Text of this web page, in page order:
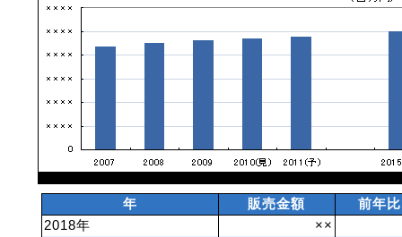
年 販売金額
前年比
2018年
××